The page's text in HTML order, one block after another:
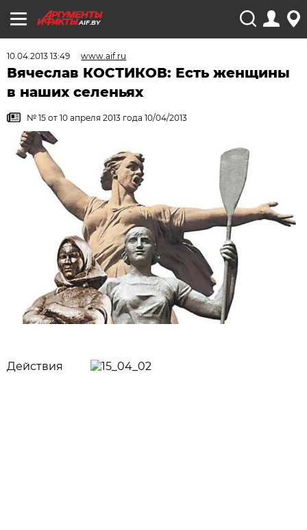
AIF.BY
10.04.2013 13:49 www.aif.ru
Вячеслав КОСТИКОВ: Есть женщины
в наших селеньях
№ 15 от 10 апреля 2013 года 10/04/2013
Действия